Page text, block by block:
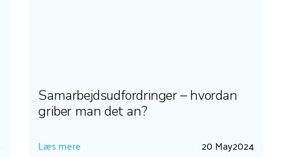
Samarbejdsudfordringer – hvordan
griber man det an?
Læs mere 20 May2024